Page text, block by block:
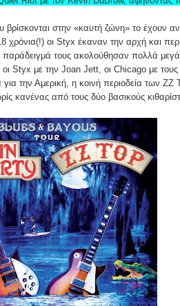
στην «καυτή ζώνη» το έχουν
χρόνια(!) oι Styx έκαναν την αρχή και
τους ακολούθησαν πολλά
Styx με την Joan Jett, οι Chicago με
την Αμερική, η κοινή περιοδεία των ZZ
κανένας από τους δύο βασικούς